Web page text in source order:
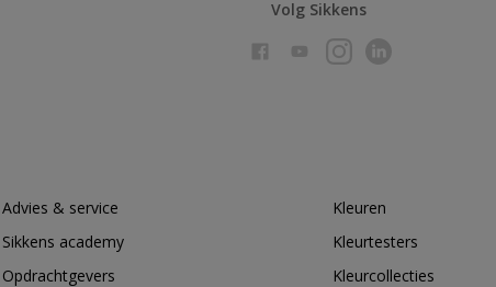
Volg Sikkens
Advies & service
Sikkens academy
Opdrachtgevers
Kleuren
Kleurtesters
Kleurcollecties